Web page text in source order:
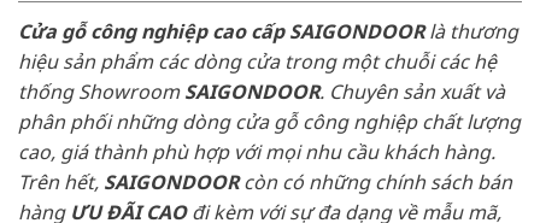
Cửa gỗ công nghiệp cao cấp SAIGONDOORlà thương
hiệu sản phẩm các dòng cửa trong một chuỗi các hệ
thống ShowroomSAIGONDOOR. Chuyên sản xuất và
phân phối những dòng cửa gỗ công nghiệp chất lượng
cao, giá thành phù hợp với mọi nhu cầu khách hàng.
Trên hết, SAIGONDOORcòn có những chính sách bán
hàng ƯU ĐÃI CAOđi kèm với sự đa dạng về mẫu mã,